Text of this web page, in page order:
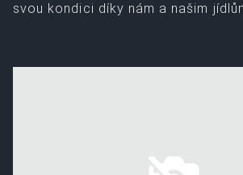
svou kondici díky nám a našim